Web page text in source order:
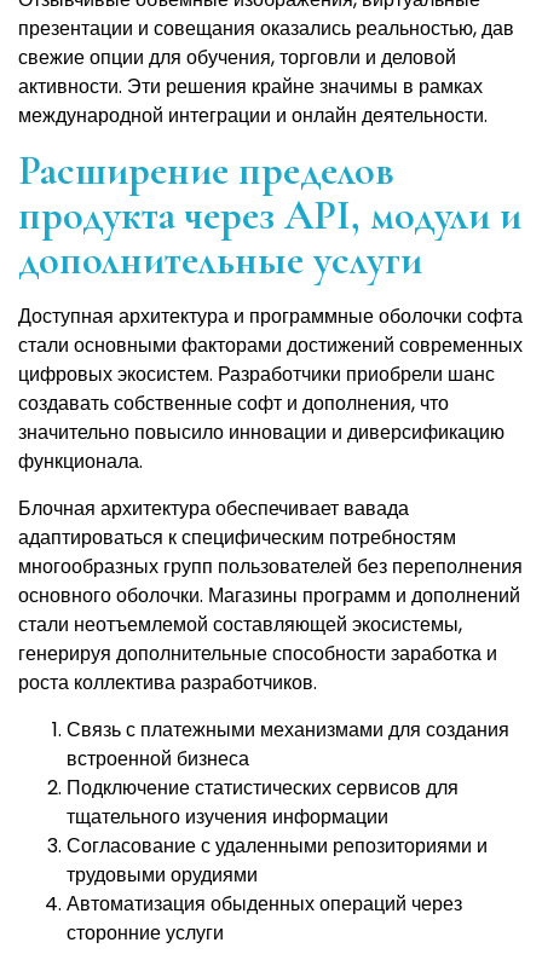
презентации и совещания оказались реальностью, дав
свежие опции для обучения, торговли и деловой
активности. Эти решения крайне значимы в рамках
международной интеграции и онлайн деятельности.
Расширение пределов
продукта через API, модули и
дополнительные услуги
Доступная архитектура и программные оболочки софта
стали основными факторами достижений современных
цифровых экосистем. Разработчики приобрели шанс
создавать собственные софт и дополнения, что
значительно повысило инновации и диверсификацию
функционала.
Блочная архитектура обеспечивает вавада
адаптироваться к специфическим потребностям
многообразных групп пользователей без переполнения
основного оболочки. Магазины программ и дополнений
стали неотъемлемой составляющей экосистемы,
генерируя дополнительные способности заработка и
роста коллектива разработчиков.
Связь с платежными механизмами для создания
встроенной бизнеса
Подключение статистических сервисов для
тщательного изучения информации
Согласование с удаленными репозиториями и
трудовыми орудиями
Автоматизация обыденных операций через
сторонние услуги